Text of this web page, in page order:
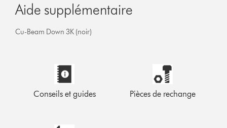
Aide supplémentaire
Cu-Beam Down 3K (noir)
Conseils et guides Pièces de rechange